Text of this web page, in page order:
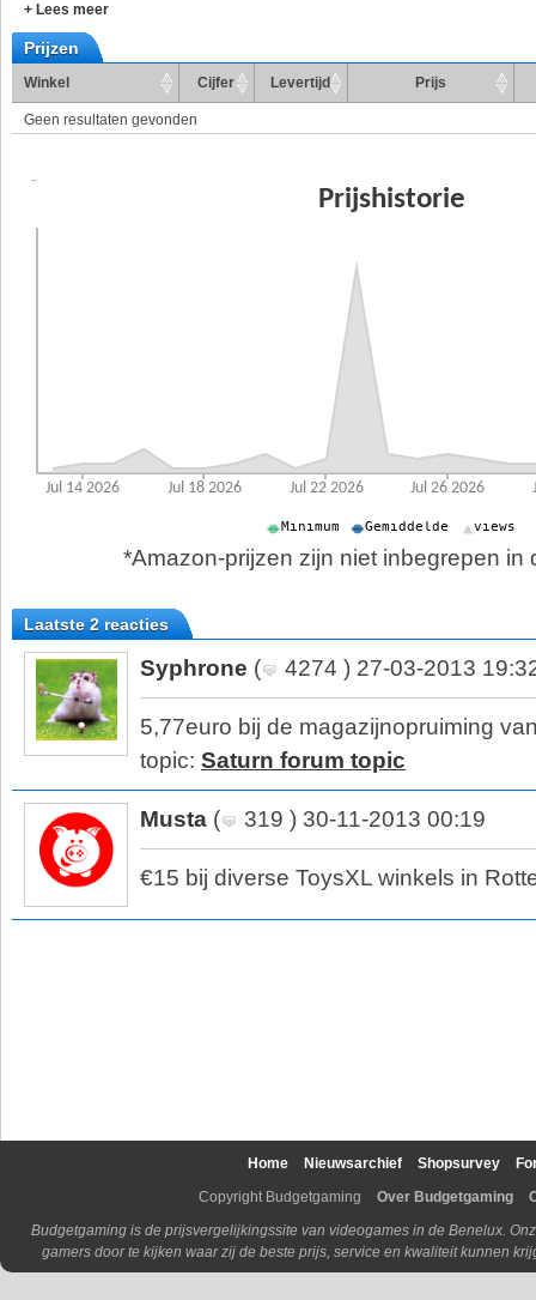
+ Lees meer
Prijzen
Winkel Cijfer Levertijd Prijs
Geen resultaten gevonden
*Amazon-prijzen zijn niet inbegrepen in
Laatste 2 reacties
Syphrone ( 4274 ) 27-03-2013
5,77euro bij de magazijnopruiming
topic: Saturn forum topic
Musta ( 319 ) 30-11-2013 00:19
€15 bij diverse ToysXL winkels in
Home Nieuwsarchief Shopsurvey
Copyright Budgetgaming
Over Budgetgaming
Budgetgaming is de prijsvergelijkingssite van videogames in de Benelux.
gamers door te kijken waar zij de beste prijs, service en kwaliteit kunnen